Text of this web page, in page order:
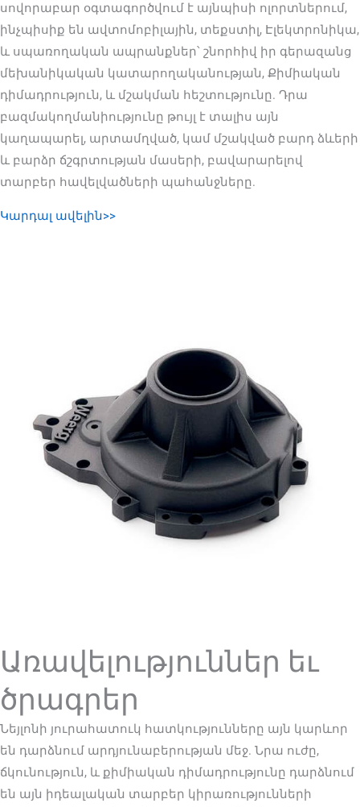
սովորաբար օգտագործվում է այնպիսի ոլորտներում,
ինչպիսիք են ավտոմոբիլային, տեքստիլ, Էլեկտրոնիկա,
և սպառողական ապրանքներ՝ շնորհիվ իր գերազանց
մեխանիկական կատարողականության, Քիմիական
դիմադրություն, և մշակման հեշտությունը. Դրա
բազմակողմանիությունը թույլ է տալիս այն
կաղապարել, արտամղված, կամ մշակված բարդ ձևերի
և բարձր ճշգրտության մասերի, բավարարելով
տարբեր հավելվածների պահանջները.
Կարդալ ավելին>>
Առավելություններ եւ
ծրագրեր
Նեյլոնի յուրահատուկ հատկությունները այն կարևոր
են դարձնում արդյունաբերության մեջ. Նրա ուժը,
ճկունություն, և քիմիական դիմադրությունը դարձնում
են այն իդեալական տարբեր կիրառությունների